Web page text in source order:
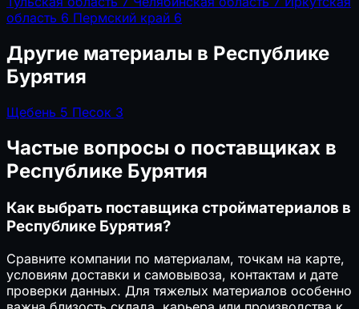
область 6 Пермский край 6
Другие материалы в Республике
Бурятия
Щебень 5 Песок 3
Частые вопросы о поставщиках в
Республике Бурятия
Как выбрать поставщика стройматериалов в
Республике Бурятия?
Сравните компании по материалам, точкам на карте,
условиям доставки и самовывоза, контактам и дате
проверки данных. Для тяжелых материалов особенно